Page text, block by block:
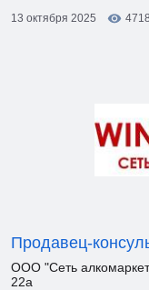
13 октября 2025
4718
Продавец-
ООО "Сеть
22а